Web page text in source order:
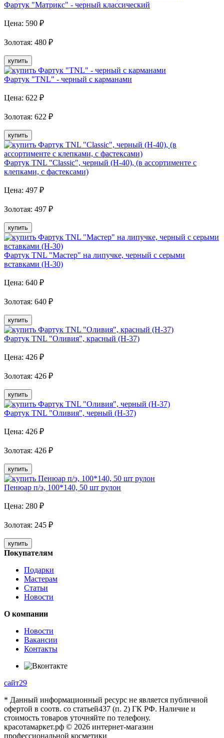
Фартук "Матрикс" - черный классический
Цена: 590 ₽
Золотая: 480 ₽
купить
Фартук "TNL" - черный с карманами
Цена: 622 ₽
Золотая: 622 ₽
купить
Фартук TNL "Classic", черный (H-40), (в ассортименте с
клепками, с фастексами)
Цена: 497 ₽
Золотая: 497 ₽
купить
Фартук TNL "Мастер" на липучке, черный с серыми
вставками (H-30)
Цена: 640 ₽
Золотая: 640 ₽
купить
Фартук TNL "Оливия", красный (H-37)
Цена: 426 ₽
Золотая: 426 ₽
купить
Фартук TNL "Оливия", черный (H-37)
Цена: 426 ₽
Золотая: 426 ₽
купить
Пенюар п/э, 100*140, 50 шт рулон
Цена: 280 ₽
Золотая: 245 ₽
купить
Покупателям
Подарки
Мастерам
Статьи
Новости
О компании
Новости
Вакансии
Контакты
сайт29
* Данный информационный ресурс не является публичной
офертой в соотв. со статьей437 (п. 2) ГК РФ. Наличие и
стоимость товаров уточняйте по телефону.
красотамаркет.рф © 2026 интернет-магазин
профессиональной косметики